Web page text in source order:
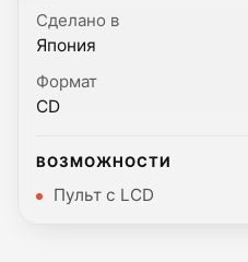
Сделано в
Япония
Формат
CD
ВОЗМОЖНОСТИ
Пульт с LCD